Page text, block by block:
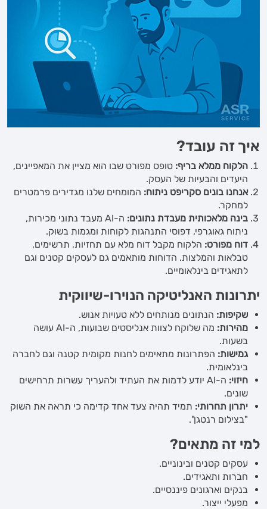
איך זה עובד?
הלקוח ממלא בריף: טופס מפורט שבו הוא מציין את המאפיינים,
היעדים והבעיות של העסק.
אנחנו בונים סקריפט ניתוח: המומחים שלנו מגדירים פרמטרים
למחקר.
בינה מלאכותית מעבדת נתונים:
ה-AI מעבד נתוני מכירות,
ניתוח גאוגרפי, דפוסי התנהגות לקוחות ומגמות בשוק.
דוח מפורט: הלקוח מקבל דוח מלא עם תחזיות, תרשימים,
טבלאות והמלצות. הדוחות מותאמים גם לעסקים קטנים וגם
לתאגידים בינלאומיים.
יתרונות האנליטיקה הנוירו-שיווקית
שקיפות: הנתונים מנותחים ללא טעויות אנוש.
מהירות:
מה שלוקח לצוות אנליסטים שבועות, ה-AI עושה
בשעות.
גמישות: הפתרונות מתאימים לחנות מקומית קטנה וגם לחברה
בינלאומית.
חיזוי:
ה-AI יודע לדמות את העתיד ולהעריך עשרות תרחישים
שונים.
יתרון תחרותי: תמיד תהיה צעד אחד קדימה כי תראה את השוק
"בצילום רנטגן".
למי זה מתאים?
עסקים קטנים ובינוניים.
חברות ותאגידים.
בנקים וארגונים פיננסיים.
מפעלי ייצור.